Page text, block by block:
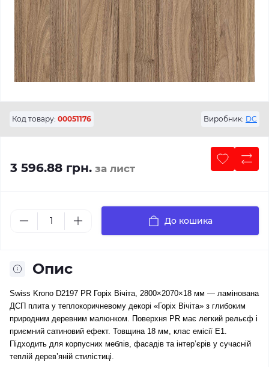
Код товару: 00051176 Виробник: DC
3 596.88 грн. за лист
До кошика
Опис
Swiss Krono D2197 PR Горіх Вічіта, 2800×2070×18 мм — ламінована
ДСП плита у теплокоричневому декорі «Горіх Вічіта» з глибоким
природним деревним малюнком. Поверхня PR має легкий рельєф і
приємний сатиновий ефект. Товщина 18 мм, клас емісії E1.
Підходить для корпусних меблів, фасадів та інтер’єрів у сучасній
теплій дерев’яній стилістиці.